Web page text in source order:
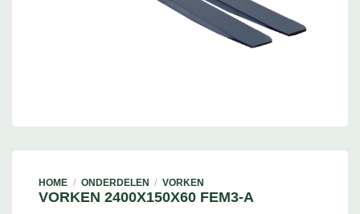
HOME / ONDERDELEN / VORKEN
VORKEN 2400X150X60 FEM3-A